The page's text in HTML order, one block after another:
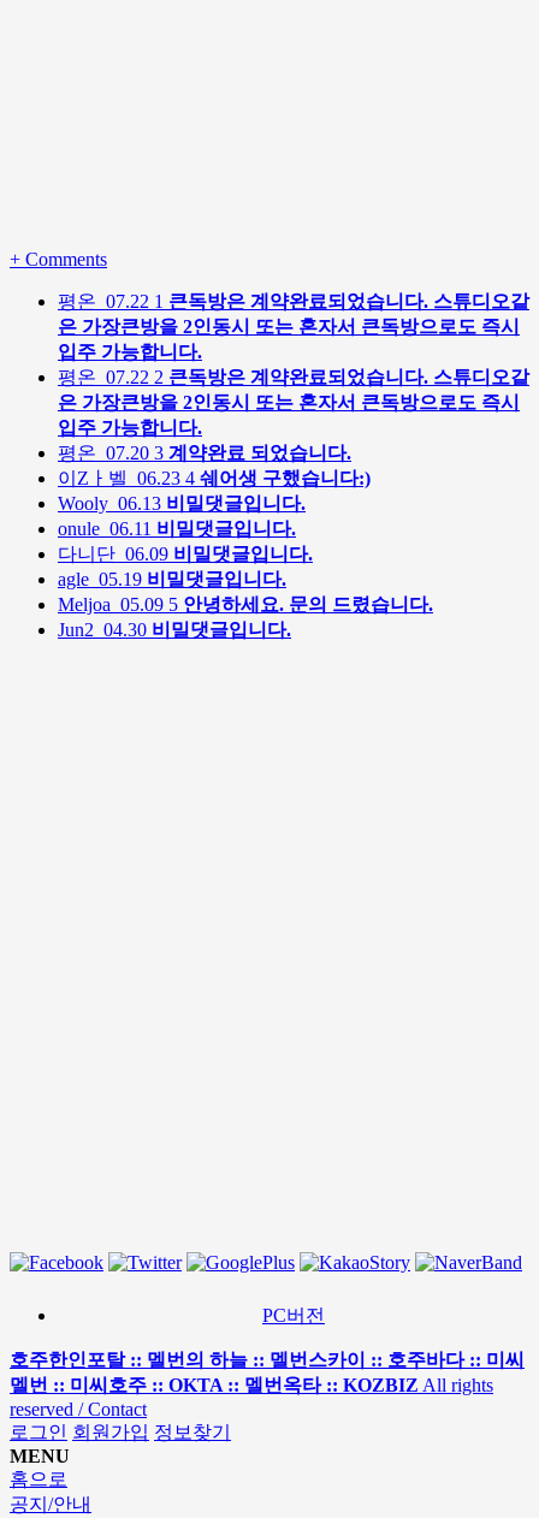
+ Comments
평온 07.22 1 큰독방은 계약완료되었습니다. 스튜디오같
은 가장큰방을 2인동시 또는 혼자서 큰독방으로도 즉시
입주 가능합니다.
평온 07.22 2 큰독방은 계약완료되었습니다. 스튜디오같
은 가장큰방을 2인동시 또는 혼자서 큰독방으로도 즉시
입주 가능합니다.
평온 07.20 3 계약완료 되었습니다.
이Zㅏ벨 06.23 4 쉐어생 구했습니다:)
Wooly 06.13 비밀댓글입니다.
onule 06.11 비밀댓글입니다.
다니단 06.09 비밀댓글입니다.
agle 05.19 비밀댓글입니다.
Meljoa 05.09 5 안녕하세요. 문의 드렸습니다.
Jun2 04.30 비밀댓글입니다.
PC버전
호주한인포탈 :: 멜번의 하늘 :: 멜번스카이 :: 호주바다 :: 미씨
멜번 :: 미씨호주 :: OKTA :: 멜번옥타 :: KOZBIZ All rights
reserved / Contact
로그인 회원가입 정보찾기
MENU
홈으로
공지/안내